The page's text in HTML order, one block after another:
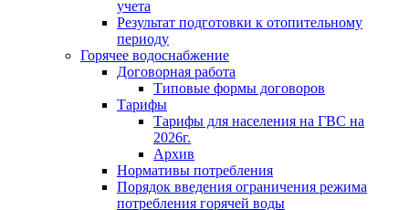
учета
Результат подготовки к отопительному
периоду
Горячее водоснабжение
Договорная работа
Типовые формы договоров
Тарифы
Тарифы для населения на ГВС на
2026г.
Архив
Нормативы потребления
Порядок введения ограничения режима
потребления горячей воды